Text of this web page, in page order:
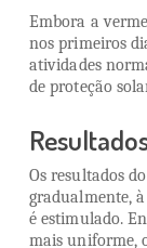
Embora a
nos primeiros
atividades
de proteção
Os resultados
gradualmente,
é estimulado.
mais uniforme,